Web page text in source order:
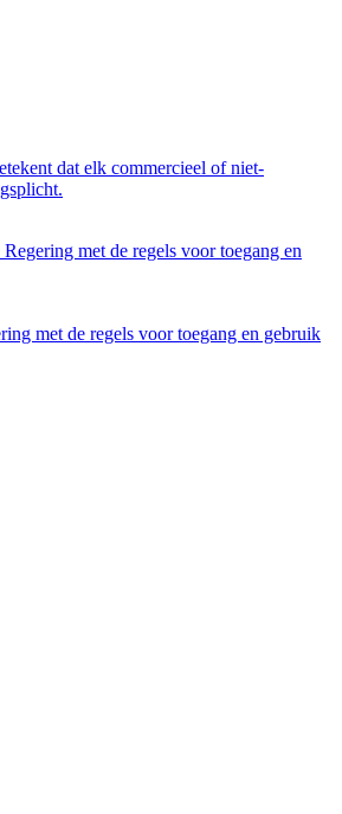
dat elk commercieel of niet-
met de regels voor toegang en
met de regels voor toegang en gebruik